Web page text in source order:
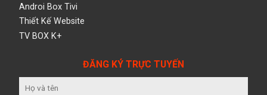
Androi Box Tivi
Thiết Kế Website
TV BOX K+
ĐĂNG KÝ TRỰC TUYẾN